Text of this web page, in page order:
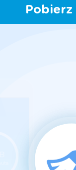
Pobierz